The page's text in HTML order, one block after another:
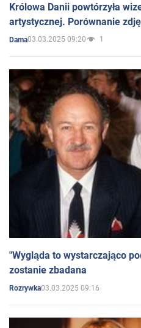
Królowa Danii powtórzyła
artystycznej. Porównanie
Dama03.03.2025 09:20 1
"Wygląda to wystarczająco
zostanie zbadana
Rozrywka03.03.2025 09:16